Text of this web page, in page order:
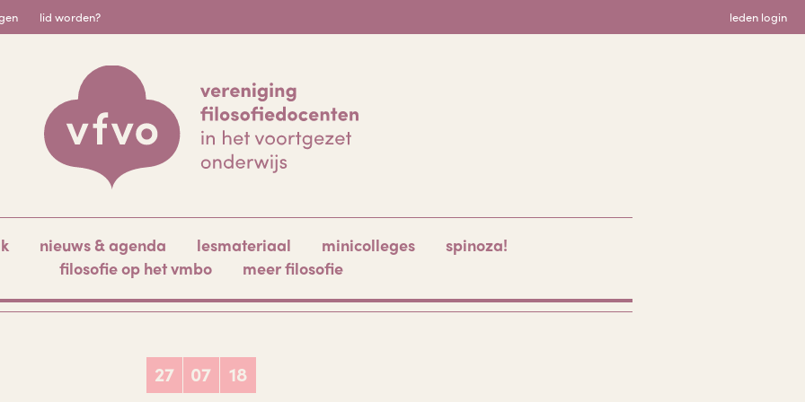
lid worden? leden login
nieuws & agenda lesmateriaal minicolleges
spinoza!
filosofie op het vmbo
meer filosofie
27 07 18